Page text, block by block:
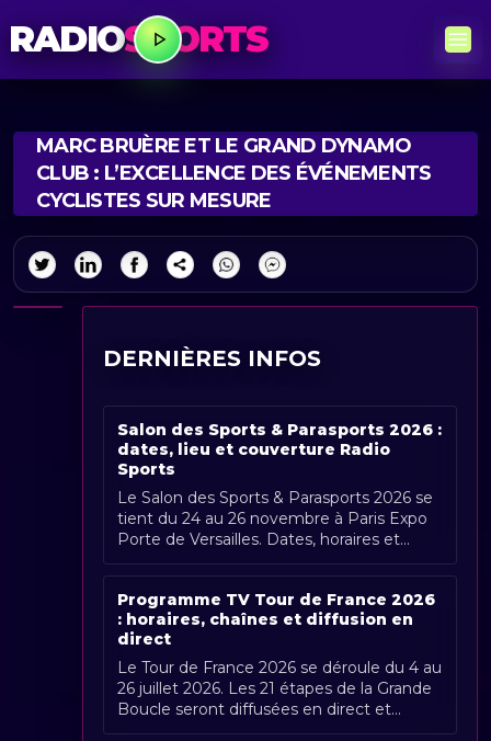
RADIOSPORTS
MARC BRUÈRE ET LE GRAND DYNAMO
CLUB : L’EXCELLENCE DES ÉVÉNEMENTS
CYCLISTES SUR MESURE
DERNIÈRES INFOS
Salon des Sports & Parasports 2026 :
dates, lieu et couverture Radio
Sports
Le Salon des Sports & Parasports 2026 se
tient du 24 au 26 novembre à Paris Expo
Porte de Versailles. Dates, horaires et
couverture Radio Sports.
Programme TV Tour de France 2026
: horaires, chaînes et diffusion en
direct
Le Tour de France 2026 se déroule du 4 au
26 juillet 2026. Les 21 étapes de la Grande
Boucle seront diffusées en direct et
gratuitement en France par France [...]